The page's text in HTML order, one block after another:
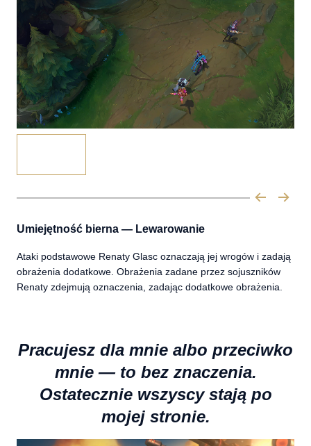
Umiejętność bierna ― Lewarowanie
Ataki podstawowe Renaty Glasc oznaczają jej wrogów i zadają
obrażenia dodatkowe. Obrażenia zadane przez sojuszników
Renaty zdejmują oznaczenia, zadając dodatkowe obrażenia.
Pracujesz dla mnie albo przeciwko
mnie ― to bez znaczenia.
Ostatecznie wszyscy stają po
mojej stronie.